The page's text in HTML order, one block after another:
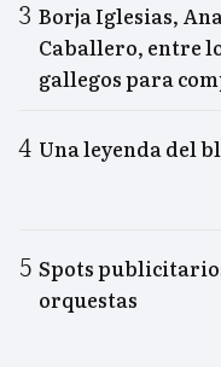
Borja Iglesias,
Caballero, entre
gallegos para
Una leyenda del
Spots
orquestas